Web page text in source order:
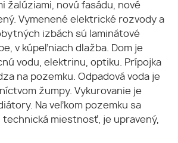
žalúziami, novú fasádu, nové
Vymenené elektrické rozvody a
izbách sú laminátové
v kúpeľniach dlažba. Dom je
vodu, elektrinu, optiku. Prípojka
na pozemku. Odpadová voda je
žumpy. Vykurovanie je
Na veľkom pozemku sa
technická miestnosť, je upravený,